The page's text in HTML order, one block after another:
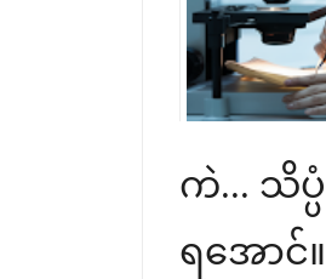
ကဲ... သိပ္
ရအောင်